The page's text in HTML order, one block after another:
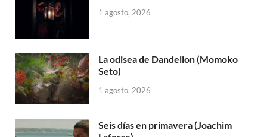
1 agosto, 2026
La odisea de Dandelion (Momoko
Seto)
1 agosto, 2026
Seis días en primavera (Joachim